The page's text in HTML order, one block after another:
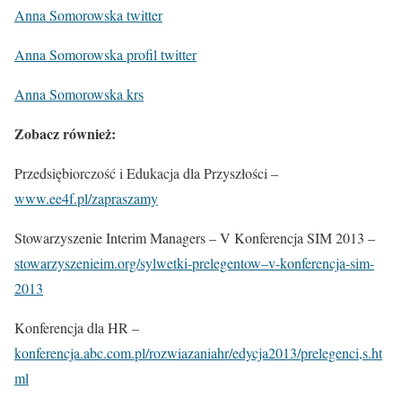
Anna Somorowska twitter
Anna Somorowska profil twitter
Anna Somorowska krs
Zobacz również:
Przedsiębiorczość i Edukacja dla Przyszłości –
www.ee4f.pl/zapraszamy
Stowarzyszenie Interim Managers – V Konferencja SIM 2013 –
stowarzyszenieim.org/sylwetki-prelegentow–v-konferencja-sim-
2013
Konferencja dla HR –
konferencja.abc.com.pl/rozwiazaniahr/edycja2013/prelegenci,s.ht
ml